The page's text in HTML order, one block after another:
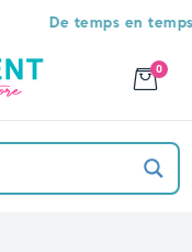
De temps en temps,
0